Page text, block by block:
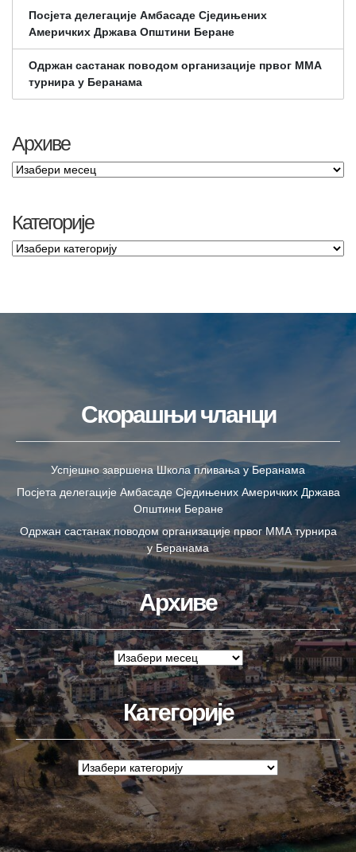
Посјета делегације Амбасаде Сједињених
Америчких Држава Општини Беране
Одржан састанак поводом организације првог ММА
турнира у Беранама
Архиве
Категорије
Скорашњи чланци
Успјешно завршена Школа пливања у Беранама
Посјета делегације Амбасаде Сједињених Америчких Држава
Општини Беране
Одржан састанак поводом организације првог ММА турнира
у Беранама
Архиве
Категорије